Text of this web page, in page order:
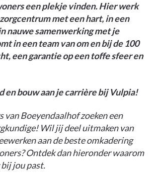
een plekje vinden. Hier werk
met een hart, in een
nauwe samenwerking met je
in een team van om en bij de 100
een garantie op een toffe sfeer en
en bouw aan je carrière bij Vulpia!
van Boeyendaalhof zoeken een
Wil jij deel uitmaken van
aan de beste omkadering
Ontdek dan hieronder waarom
jou past.